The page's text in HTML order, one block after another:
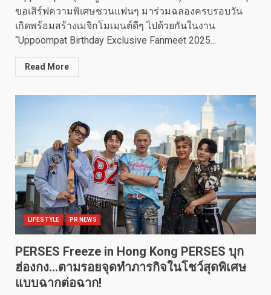
ขอเสิร์ฟความพิเศษชวนแฟนๆ มาร่วมฉลองครบรอบวัน
เกิดพร้อมสร้างเมจิกโมเมนต์ดีๆ ไปด้วยกันในงาน
“Uppoompat Birthday Exclusive Fanmeet 2025...
Read More
LIFESTYLE PR NEWS
PERSES Freeze in Hong Kong PERSES บุก
ฮ่องกง…ตามรอยจุดทำภารกิจในโชว์สุดพิเศษ
แบบฉากต่อฉาก!